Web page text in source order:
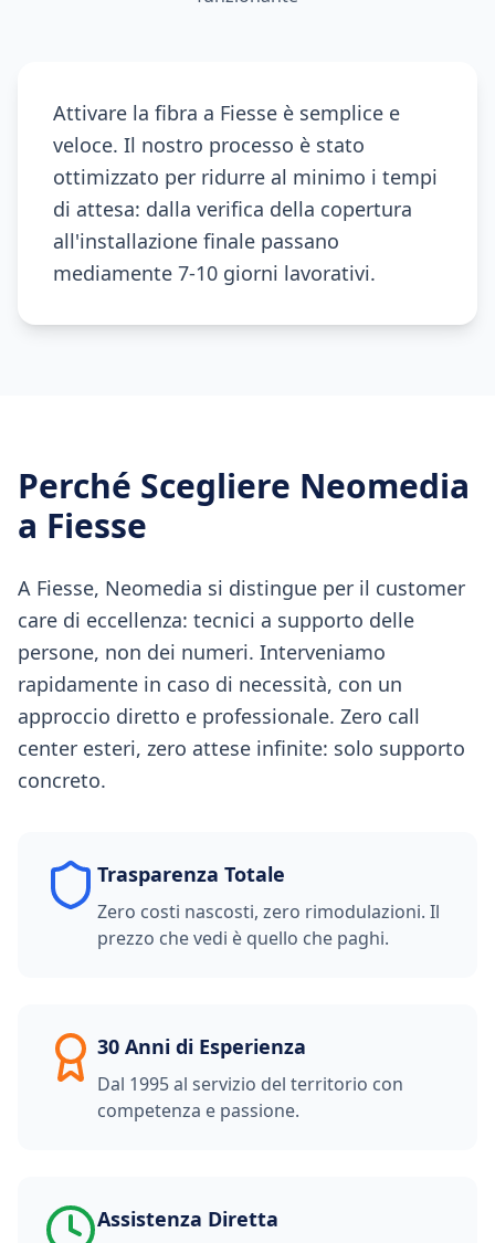
Attivare la fibra a Fiesse è semplice e
veloce. Il nostro processo è stato
ottimizzato per ridurre al minimo i tempi
di attesa: dalla verifica della copertura
all'installazione finale passano
mediamente 7-10 giorni lavorativi.
Perché Scegliere Neomedia
a Fiesse
A Fiesse, Neomedia si distingue per il customer
care di eccellenza: tecnici a supporto delle
persone, non dei numeri. Interveniamo
rapidamente in caso di necessità, con un
approccio diretto e professionale. Zero call
center esteri, zero attese infinite: solo supporto
concreto.
Trasparenza Totale
Zero costi nascosti, zero rimodulazioni. Il
prezzo che vedi è quello che paghi.
30 Anni di Esperienza
Dal 1995 al servizio del territorio con
competenza e passione.
Assistenza Diretta